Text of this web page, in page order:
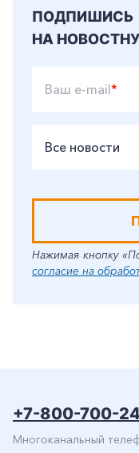
ПОДПИШИСЬ
НА
Ваш e-mail*
Все новости
Нажимая кнопку
согласие на
+7-800-700-
Многоканальный